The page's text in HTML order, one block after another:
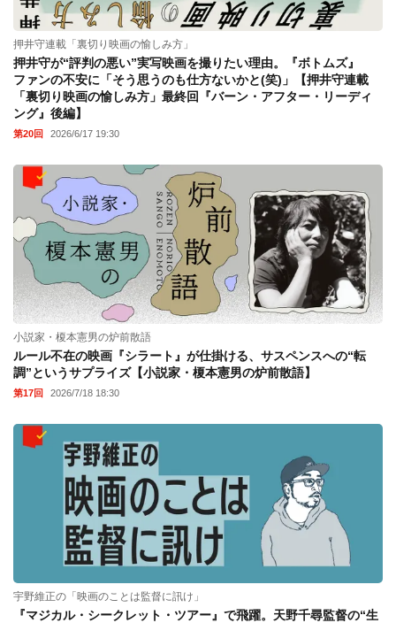
押井守連載「裏切り映画の愉しみ方」
押井守が“評判の悪い”実写映画を撮りたい理由。『ボトムズ』
ファンの不安に「そう思うのも仕方ないかと(笑)」【押井守連載
「裏切り映画の愉しみ方」最終回『バーン・アフター・リーディ
ング』後編】
第20回 2026/6/17 19:30
小説家・榎本憲男の炉前散語
ルール不在の映画『シラート』が仕掛ける、サスペンスへの“転
調”というサプライズ【小説家・榎本憲男の炉前散語】
第17回 2026/7/18 18:30
宇野維正の「映画のことは監督に訊け」
『マジカル・シークレット・ツアー』で飛躍。天野千尋監督の“生